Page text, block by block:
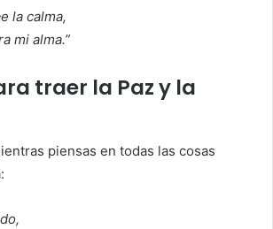
la calma,
mi alma.”
traer la Paz y la
piensas en todas las cosas